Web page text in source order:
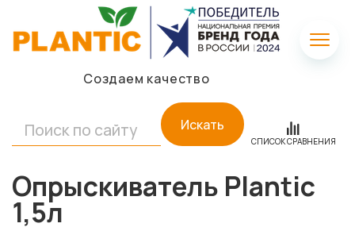
Создаем качество
Искать
СПИСОК СРАВНЕНИЯ
Опрыскиватель Plantic
1,5л